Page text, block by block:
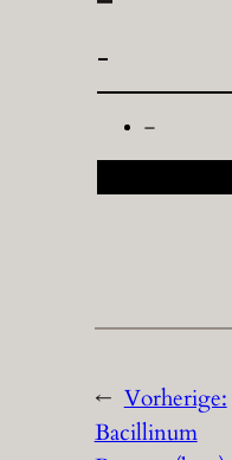
–
–
← Vorherige:
Bacillinum